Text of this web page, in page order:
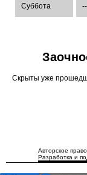
Суббота --
Скрыты уже
Авторское
Разработка и